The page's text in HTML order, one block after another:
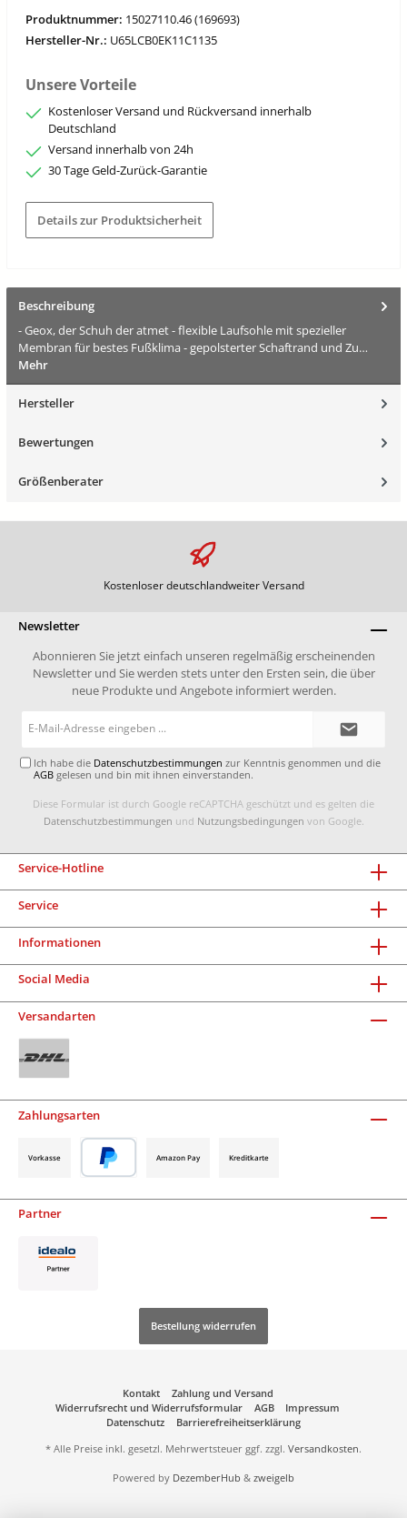
Produktnummer: 15027110.46 (169693)
Hersteller-Nr.: U65LCB0EK11C1135
Unsere Vorteile
Kostenloser Versand und Rückversand innerhalb
Deutschland
Versand innerhalb von 24h
30 Tage Geld-Zurück-Garantie
Details zur Produktsicherheit
Beschreibung
- Geox, der Schuh der atmet - flexible Laufsohle mit spezieller
Membran für bestes Fußklima - gepolsterter Schaftrand und Zu…
Mehr
Hersteller
Bewertungen
Größenberater
Kostenloser deutschlandweiter Versand
Newsletter
Abonnieren Sie jetzt einfach unseren regelmäßig erscheinenden
Newsletter und Sie werden stets unter den Ersten sein, die über
neue Produkte und Angebote informiert werden.
Ich habe die Datenschutzbestimmungen zur Kenntnis genommen und die
AGB gelesen und bin mit ihnen einverstanden.
Diese Formular ist durch Google reCAPTCHA geschützt und es gelten die
Datenschutzbestimmungen und Nutzungsbedingungen von Google.
Service-Hotline
Service
Informationen
Social Media
Versandarten
Zahlungsarten
Vorkasse Amazon Pay Kreditkarte
Partner
Bestellung widerrufen
Kontakt
Zahlung und Versand
Widerrufsrecht und Widerrufsformular
AGB
Impressum
Datenschutz
Barrierefreiheitserklärung
* Alle Preise inkl. gesetzl. Mehrwertsteuer ggf. zzgl. Versandkosten.
Powered by DezemberHub & zweigelb